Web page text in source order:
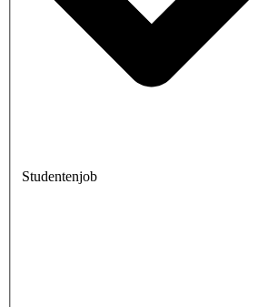
Studentenjob